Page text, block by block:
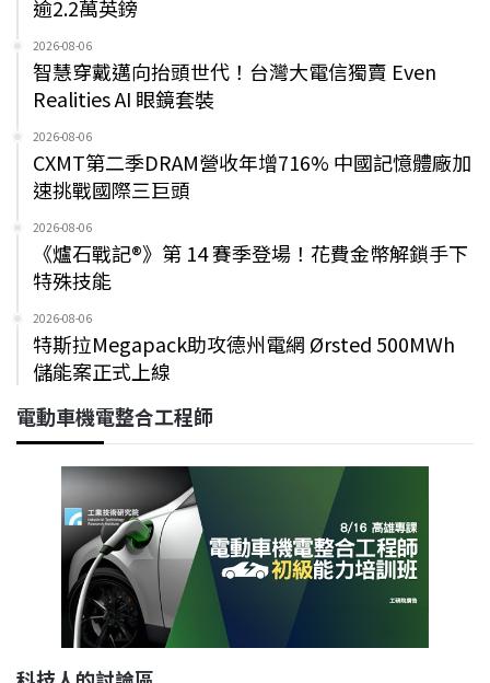
逾2.2萬英鎊
2026-08-06
智慧穿戴邁向抬頭世代！台灣大電信獨賣 Even
Realities AI 眼鏡套裝
2026-08-06
CXMT第二季DRAM營收年增716% 中國記憶體廠加
速挑戰國際三巨頭
2026-08-06
《爐石戰記®》第 14 賽季登場！花費金幣解鎖手下
特殊技能
2026-08-06
特斯拉Megapack助攻德州電網 Ørsted 500MWh
儲能案正式上線
電動車機電整合工程師